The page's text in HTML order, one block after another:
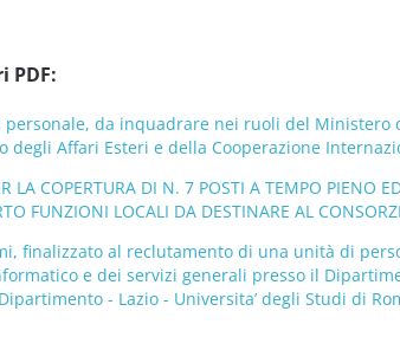
PDF:
da inquadrare nei ruoli del
Affari Esteri e della Cooperazione
COPERTURA DI N. 7 POSTI A TEMPO PIENO
FUNZIONI LOCALI DA DESTINARE AL
finalizzato al reclutamento di una unità di
e dei servizi generali presso il
- Lazio - Universita’ degli Studi di